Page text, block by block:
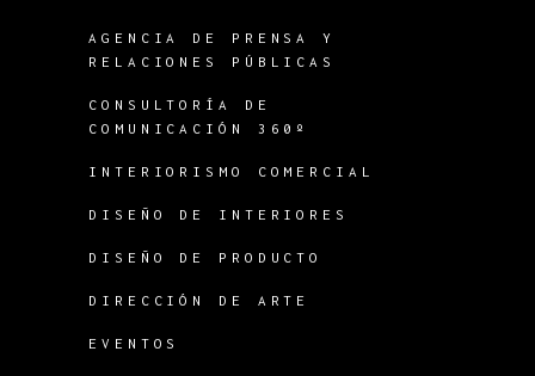
AGENCIA DE PRENSA Y
RELACIONES PÚBLICAS
CONSULTORÍA DE
COMUNICACIÓN 360º
INTERIORISMO COMERCIAL
DISEÑO DE INTERIORES
DISEÑO DE PRODUCTO
DIRECCIÓN DE ARTE
EVENTOS